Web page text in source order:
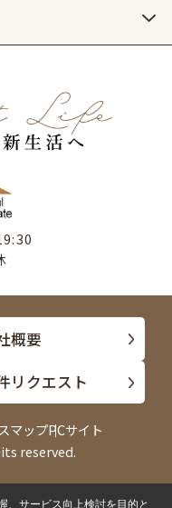
概要
リクエスト
マップPCサイト
reserved.
、サービス向上検討を目的と